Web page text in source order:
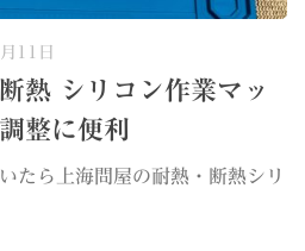
11日
熱 シリコン作業マッ
整に便利
たら上海問屋の耐熱・断熱シリ